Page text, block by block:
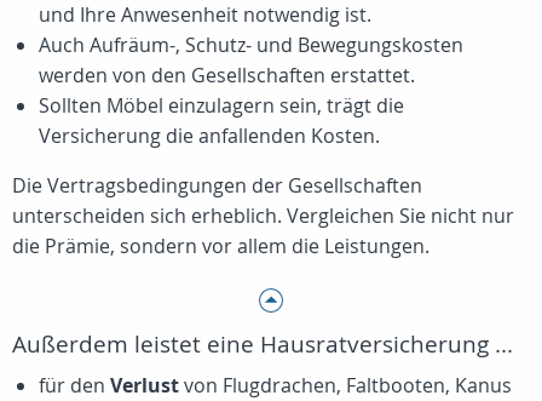
und Ihre Anwesenheit notwendig ist.
Auch Aufräum-, Schutz- und Bewegungskosten
werden von den Gesellschaften erstattet.
Sollten Möbel einzulagern sein, trägt die
Versicherung die anfallenden Kosten.
Die Vertragsbedingungen der Gesellschaften
unterscheiden sich erheblich. Vergleichen Sie nicht nur
die Prämie, sondern vor allem die Leistungen.
Außerdem leistet eine Hausratversicherung ...
für den Verlustvon Flugdrachen, Faltbooten, Kanus